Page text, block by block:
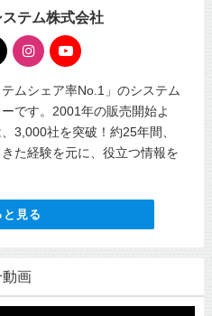
テム株式会社
ムシェア率No.1」のシステム
です。2001年の販売開始よ
3,000社を突破！約25年間、
た経験を元に、役立つ情報を
と見る
動画